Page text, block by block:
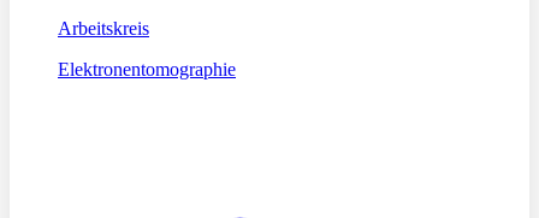
Arbeitskreis
Elektronentomographie